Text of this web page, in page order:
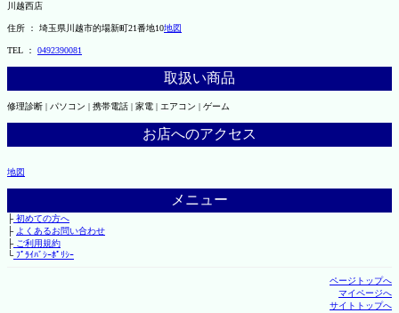
川越西店
住所 ： 埼玉県川越市的場新町21番地10地図
TEL ： 0492390081
取扱い商品
修理診断 | パソコン | 携帯電話 | 家電 | エアコン | ゲーム
お店へのアクセス
地図
メニュー
├初めての方へ
├ よくあるお問い合わせ
├ご利用規約
└ﾌﾟﾗｲﾊﾞｼｰﾎﾟﾘｼｰ
ページトップへ
マイページへ
サイトトップへ